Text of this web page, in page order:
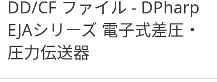
DD/CF ファイル - DPharp
EJAシリーズ 電子式差圧・
圧力伝送器